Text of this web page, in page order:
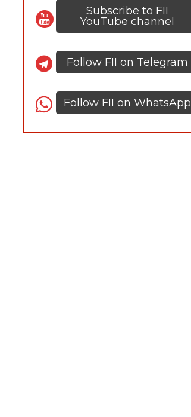
Subscribe to FII
YouTube channel
Follow FII on Telegram
Follow FII on WhatsApp